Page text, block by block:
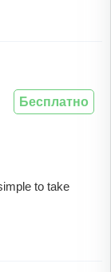
to take
Бесплатно